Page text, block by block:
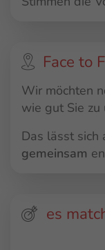
Face to
Wir möchten
wie gut Sie zu
Das lässt sich
gemeinsam
es